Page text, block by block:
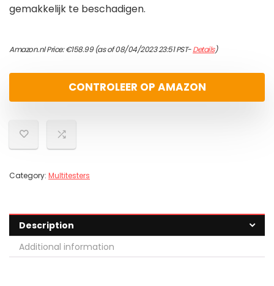
gemakkelijk te beschadigen.
Amazon.nl Price:€158.99(as of 08/04/2023 23:51 PST-Details)
CONTROLEER OP AMAZON
Category: Multitesters
Description
Additional information